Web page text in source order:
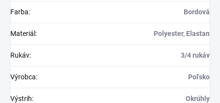
Farba: Bordová
Materiál: Polyester, Elastan
Rukáv: 3/4 rukáv
Výrobca: Poľsko
Výstrih: Okrúhly